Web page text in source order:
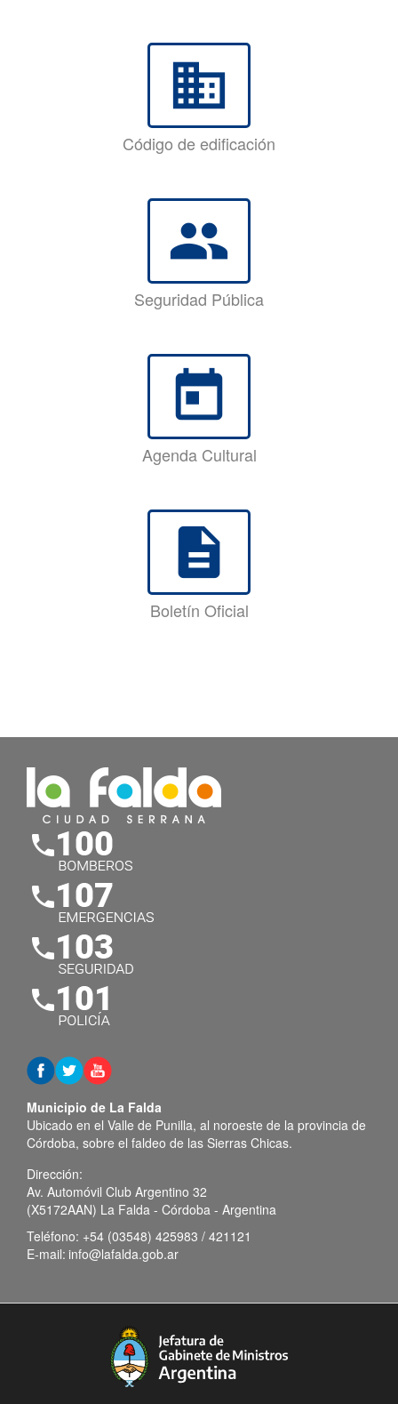
business
Código de edificación
group
Seguridad Pública
today
Agenda Cultural
description
Boletín Oficial
Municipio de La Falda
Ubicado en el Valle de Punilla, al noroeste de la provincia de
Córdoba, sobre el faldeo de las Sierras Chicas.
Dirección:
Av. Automóvil Club Argentino 32
(X5172AAN) La Falda - Córdoba - Argentina
Teléfono: +54 (03548) 425983 / 421121
E-mail: info@lafalda.gob.ar